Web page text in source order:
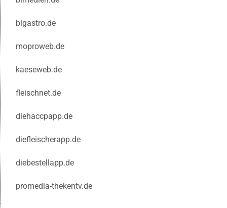
blgastro.de
moproweb.de
kaeseweb.de
fleischnet.de
diehaccpapp.de
diefleischerapp.de
diebestellapp.de
promedia-thekentv.de